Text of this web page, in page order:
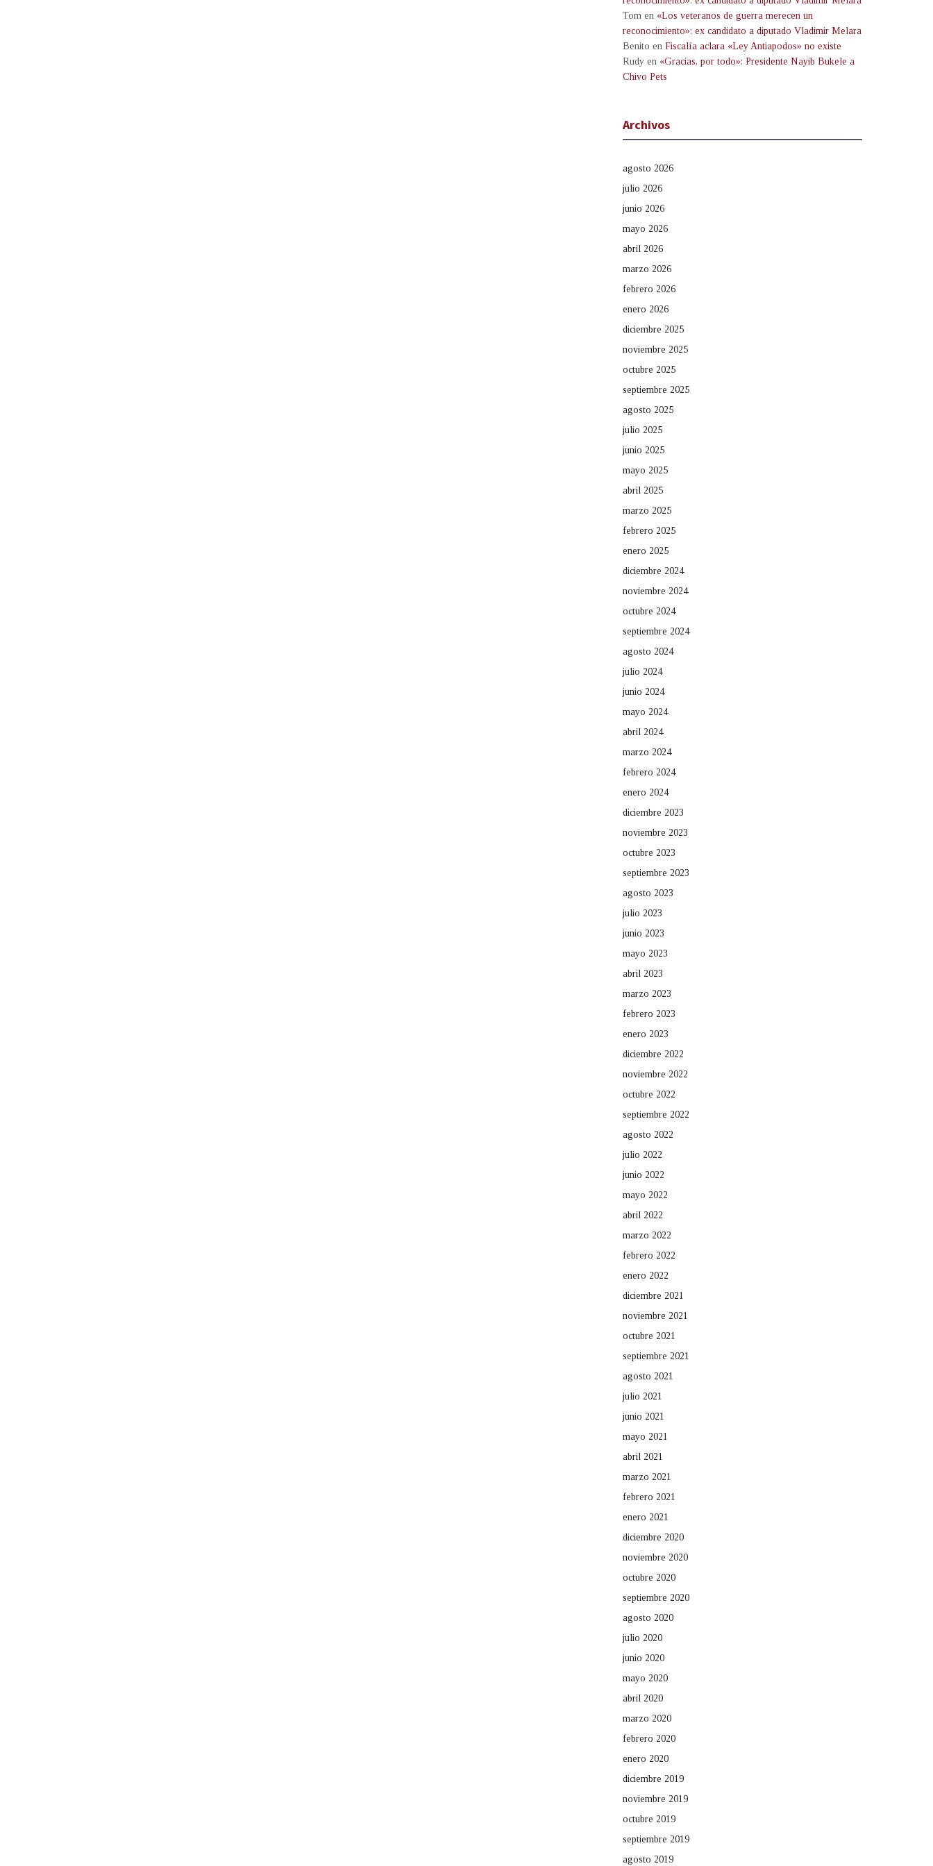
Tom en «Los veteranos de guerra merecen un
reconocimiento»: ex candidato a diputado Vladimir Melara
Benito en Fiscalía aclara «Ley Antiapodos» no existe
Rudy en «Gracias, por todo»: Presidente Nayib Bukele a
Chivo Pets
Archivos
agosto 2026
julio 2026
junio 2026
mayo 2026
abril 2026
marzo 2026
febrero 2026
enero 2026
diciembre 2025
noviembre 2025
octubre 2025
septiembre 2025
agosto 2025
julio 2025
junio 2025
mayo 2025
abril 2025
marzo 2025
febrero 2025
enero 2025
diciembre 2024
noviembre 2024
octubre 2024
septiembre 2024
agosto 2024
julio 2024
junio 2024
mayo 2024
abril 2024
marzo 2024
febrero 2024
enero 2024
diciembre 2023
noviembre 2023
octubre 2023
septiembre 2023
agosto 2023
julio 2023
junio 2023
mayo 2023
abril 2023
marzo 2023
febrero 2023
enero 2023
diciembre 2022
noviembre 2022
octubre 2022
septiembre 2022
agosto 2022
julio 2022
junio 2022
mayo 2022
abril 2022
marzo 2022
febrero 2022
enero 2022
diciembre 2021
noviembre 2021
octubre 2021
septiembre 2021
agosto 2021
julio 2021
junio 2021
mayo 2021
abril 2021
marzo 2021
febrero 2021
enero 2021
diciembre 2020
noviembre 2020
octubre 2020
septiembre 2020
agosto 2020
julio 2020
junio 2020
mayo 2020
abril 2020
marzo 2020
febrero 2020
enero 2020
diciembre 2019
noviembre 2019
octubre 2019
septiembre 2019
agosto 2019